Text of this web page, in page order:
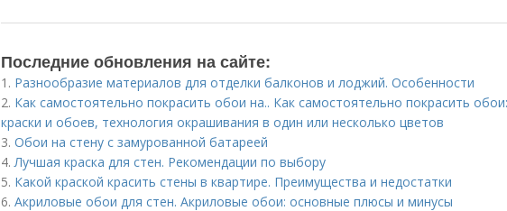
Последние обновления на сайте:
1. Разнообразие материалов для отделки балконов и лоджий. Особенности
2. Как самостоятельно покрасить обои на.. Как самостоятельно покрасить
краски и обоев, технология окрашивания в один или несколько цветов
3. Обои на стену с замурованной батареей
4.Лучшая краска для стен. Рекомендации по выбору
5. Какой краской красить стены в квартире. Преимущества и недостатки
6. Акриловые обои для стен. Акриловые обои: основные плюсы и минусы